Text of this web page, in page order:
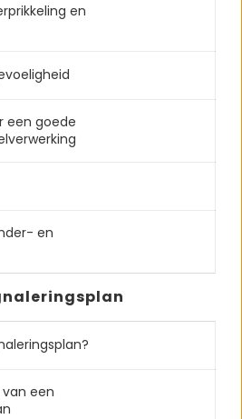
en
een goede
en
een